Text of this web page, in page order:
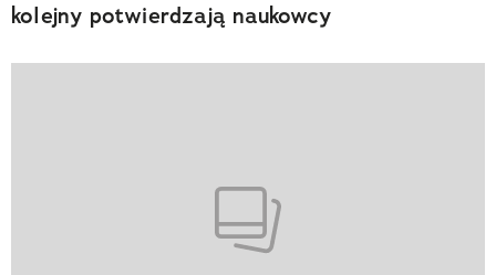
kolejny potwierdzają naukowcy